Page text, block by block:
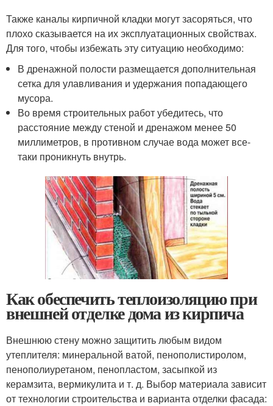
Также каналы кирпичной кладки могут засоряться, что
плохо сказывается на их эксплуатационных свойствах.
Для того, чтобы избежать эту ситуацию необходимо:
В дренажной полости размещается дополнительная
сетка для улавливания и удержания попадающего
мусора.
Во время строительных работ убедитесь, что
расстояние между стеной и дренажом менее 50
миллиметров, в противном случае вода может все-
таки проникнуть внутрь.
Как обеспечить теплоизоляцию при
внешней отделке дома из кирпича
Внешнюю стену можно защитить любым видом
утеплителя: минеральной ватой, пенополистиролом,
пенополиуретаном, пенопластом, засыпкой из
керамзита, вермикулита и т. д. Выбор материала зависит
от технологии строительства и варианта отделки фасада: